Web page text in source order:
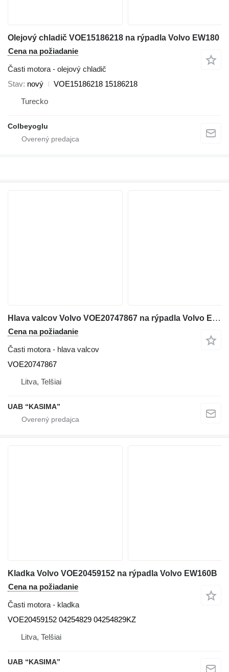
Olejový chladič VOE15186218 na rýpadla Volvo EW180
Cena na požiadanie
Časti motora - olejový chladič
Stav nový
VOE15186218 15186218
Turecko
Colbeyoglu
Hlava valcov Volvo VOE20747867 na rýpadla Volvo EW160B
Cena na požiadanie
Časti motora - hlava valcov
VOE20747867
Litva, Telšiai
UAB “KASIMA”
Kladka Volvo VOE20459152 na rýpadla Volvo EW160B
Cena na požiadanie
Časti motora - kladka
VOE20459152 04254829 04254829KZ
Litva, Telšiai
UAB “KASIMA”